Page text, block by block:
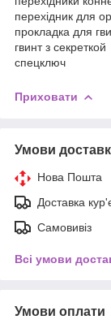
перехідник для
прокладка для
гвинт з секреткой
спецключ
Приховати
Умови
Нова Пошта
Доставка
Самовивіз
Всі умови
Умови оплати